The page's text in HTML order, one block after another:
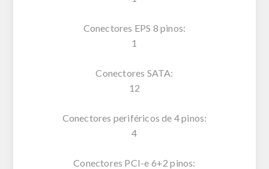
Conectores EPS 8 pinos:
1
Conectores SATA:
12
Conectores periféricos de 4 pinos:
4
Conectores PCI-e 6+2 pinos: